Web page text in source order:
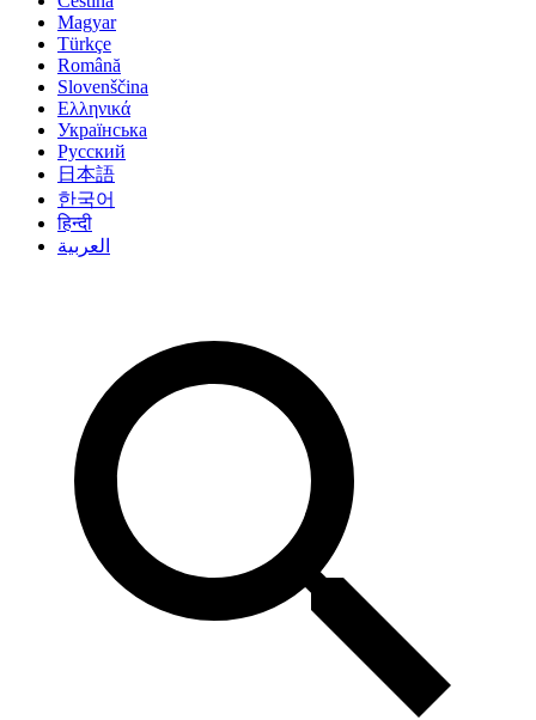
Magyar
Türkçe
Română
Slovenščina
Ελληνικά
Українська
Русский
日本語
한국어
हिन्दी
العربية